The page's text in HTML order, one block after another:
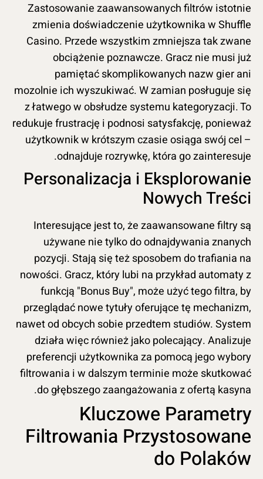
Zastosowanie zaawansowanych filtrów istotnie
zmienia doświadczenie użytkownika w Shuffle
Casino. Przede wszystkim zmniejsza tak zwane
obciążenie poznawcze. Gracz nie musi już
pamiętać skomplikowanych nazw gier ani
mozolnie ich wyszukiwać. W zamian posługuje się
z łatwego w obsłudze systemu kategoryzacji. To
redukuje frustrację i podnosi satysfakcję, ponieważ
użytkownik w krótszym czasie osiąga swój cel –
odnajduje rozrywkę, która go zainteresuje.
Personalizacja i Eksplorowanie
Nowych Treści
Interesujące jest to, że zaawansowane filtry są
używane nie tylko do odnajdywania znanych
pozycji. Stają się też sposobem do trafiania na
nowości. Gracz, który lubi na przykład automaty z
funkcją "Bonus Buy", może użyć tego filtra, by
przeglądać nowe tytuły oferujące tę mechanizm,
nawet od obcych sobie przedtem studiów. System
działa więc również jako polecający. Analizuje
preferencji użytkownika za pomocą jego wybory
filtrowania i w dalszym terminie może skutkować
do głębszego zaangażowania z ofertą kasyna.
Kluczowe Parametry
Filtrowania Przystosowane
do Polaków